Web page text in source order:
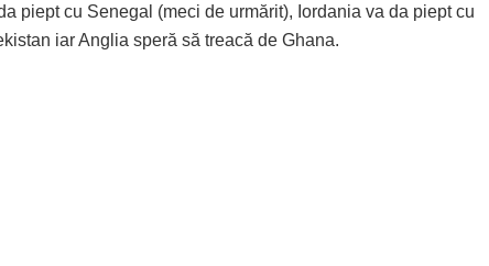
piept cu Senegal (meci de urmărit), Iordania va da piept cu
iar Anglia speră să treacă de Ghana.